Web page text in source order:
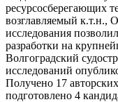
ресурсосберегающих
возглавляемый
исследования
разработки на
Волгоградский
исследований
Получено 17
подготовлено 4